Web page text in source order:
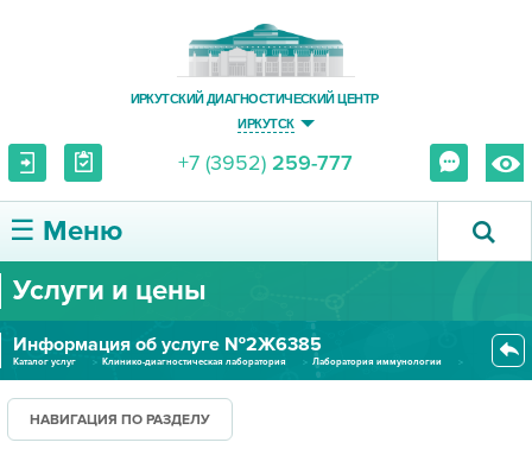
ИРКУТСКИЙ ДИАГНОСТИЧЕСКИЙ ЦЕНТР
ИРКУТСК
+7 (3952) 259-777
☰ Меню
О ЦЕНТРЕ
УСЛУГИ И ЦЕНЫ
ПАЦИЕНТУ
Услуги и цены
Информация об услуге №2Ж6385
Каталог услуг Клинико-диагностическая лаборатория
Лаборатория иммунологии
НАВИГАЦИЯ ПО РАЗДЕЛУ